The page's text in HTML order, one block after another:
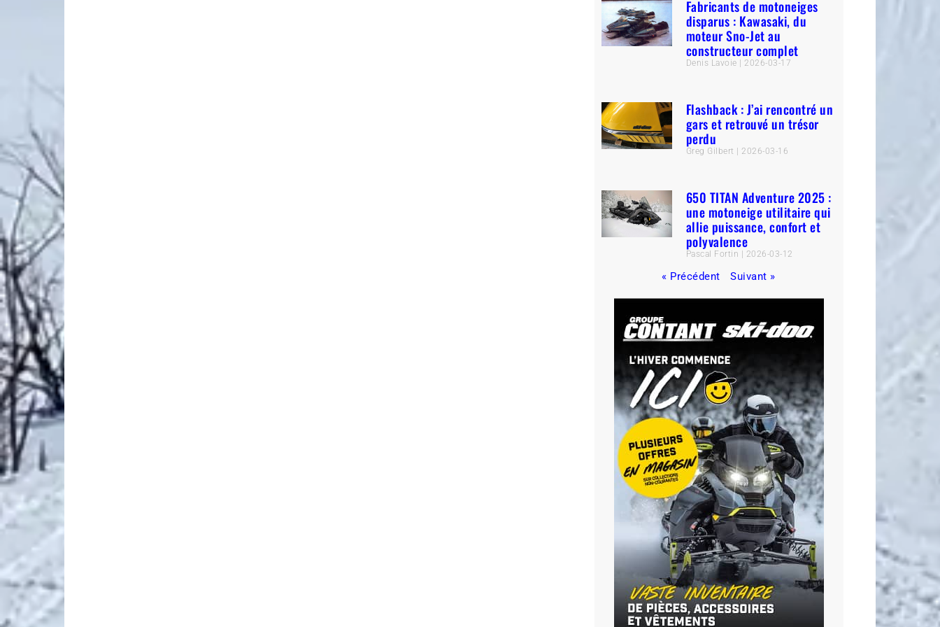
Fabricants de motoneiges
disparus : Kawasaki, du
moteur Sno-Jet au
constructeur complet
Denis Lavoie 2026-03-17
Flashback : J’ai rencontré un
gars et retrouvé un trésor
perdu
Greg Gilbert 2026-03-16
650 TITAN Adventure 2025 :
une motoneige utilitaire qui
allie puissance, confort et
polyvalence
Pascal Fortin 2026-03-12
« Précédent Suivant »